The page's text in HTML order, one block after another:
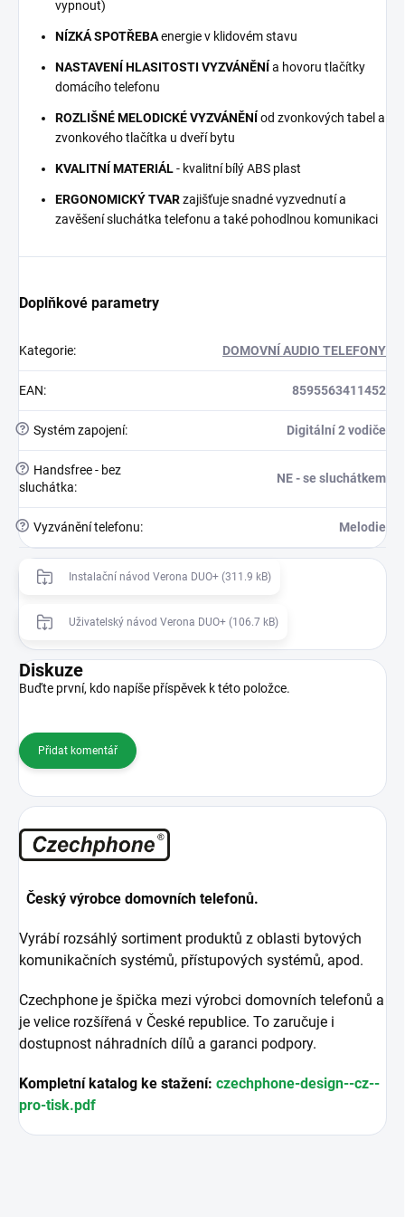
vypnout)
NÍZKÁ SPOTŘEBAenergie v klidovém stavu
NASTAVENÍ HLASITOSTI VYZVÁNĚNÍ a hovoru tlačítky
domácího telefonu
ROZLIŠNÉ MELODICKÉ VYZVÁNĚNÍ od zvonkových tabel a
zvonkového tlačítka u dveří bytu
KVALITNÍ MATERIÁL- kvalitní bílý ABS plast
ERGONOMICKÝ TVARzajišťuje snadné vyzvednutí a
zavěšení sluchátka telefonu a také pohodlnou komunikaci
Doplňkové parametry
Kategorie: DOMOVNÍ AUDIO TELEFONY
EAN: 8595563411452
? Systém zapojení: Digitální 2 vodiče
?
Handsfree - bez
sluchátka:
NE - se sluchátkem
? Vyzvánění telefonu: Melodie
Instalační návod Verona DUO+ (311.9 kB)
Uživatelský návod Verona DUO+ (106.7 kB)
Diskuze
Buďte první, kdo napíše příspěvek k této položce.
Přidat komentář
Český výrobce domovních telefonů.
Vyrábí rozsáhlý sortiment produktů z oblasti bytových
komunikačních systémů, přístupových systémů, apod.
Czechphone je špička mezi výrobci domovních telefonů a
je velice rozšířená v České republice. To zaručuje i
dostupnost náhradních dílů a garanci podpory.
Kompletní katalog ke stažení: czechphone-design--cz--
pro-tisk.pdf